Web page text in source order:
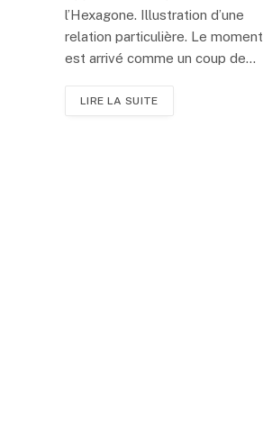
l’Hexagone. Illustration d’une
relation particulière. Le moment
est arrivé comme un coup de…
LIRE LA SUITE